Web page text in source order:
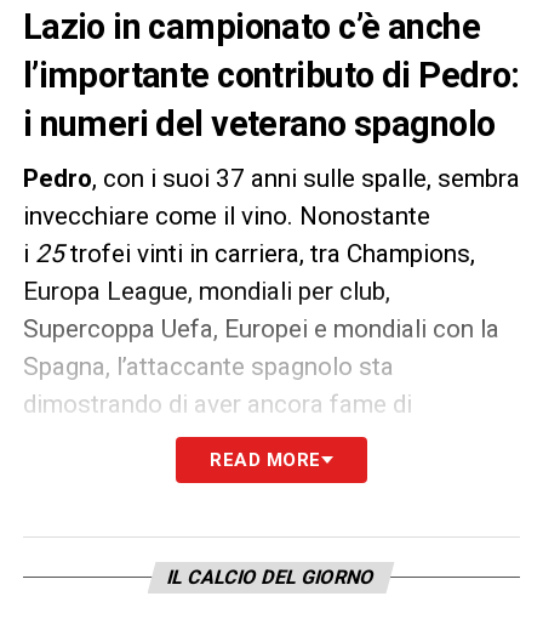
Lazio in campionato c’è anche
l’importante contributo di Pedro:
i numeri del veterano spagnolo
Pedro, con i suoi 37 anni sulle spalle, sembra
invecchiare come il vino. Nonostante
i 25trofei vinti in carriera, tra Champions,
Europa League, mondiali per club,
Supercoppa Uefa, Europei e mondiali con la
Spagna, l’attaccante spagnolo sta
dimostrando di aver ancora fame di
centrare laqualificazione in Championscon
laLazioe per farlo si è messo a disposizione
READ MORE
IL CALCIO DEL GIORNO